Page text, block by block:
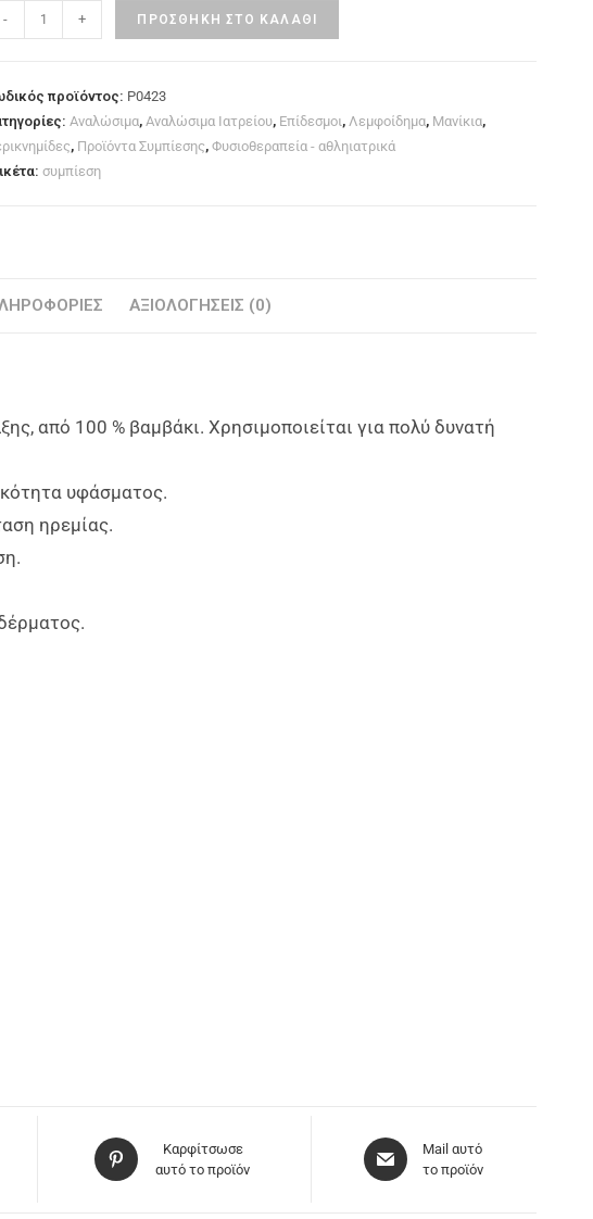
- + ΠΡΟΣΘΉΚΗ ΣΤΟ ΚΑΛΆΘΙ
προϊόντος: P0423
Αναλώσιμα,Αναλώσιμα Ιατρείου, Επίδεσμοι,Λεμφοίδημα, Μανίκια,
, Προϊόντα Συμπίεσης,Φυσιοθεραπεία - αθληιατρικά
συμπίεση
ΑΞΙΟΛΟΓΉΣΕΙΣ (0)
από 100 % βαμβάκι. Χρησιμοποιείται για πολύ δυνατή
υφάσματος.
ηρεμίας.
Καρφίτσωσε
αυτό το προϊόν
Mail αυτό
το προϊόν